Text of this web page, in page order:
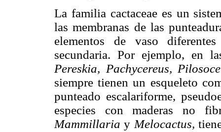
La familia cactaceae es un
las membranas de las
elementos de vaso
secundaria. Por ejemplo, en
Pereskia, Pachycereus,
siempre tienen un esqueleto
punteado escalariforme,
especies con maderas no
Mammillaria y Melocactus,